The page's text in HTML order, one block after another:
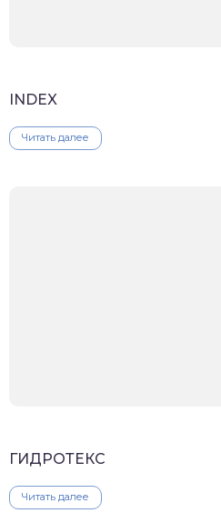
INDEX
Читать далее
ГИДРОТЕКС
Читать далее